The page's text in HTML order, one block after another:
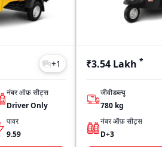
+1
नंबर ऑफ़ सीट्स
Driver Only
पावर
9.59
₹3.54 Lakh *
जीवीडब्ल्यू
780 kg
नंबर ऑफ़ सीट्स
D+3